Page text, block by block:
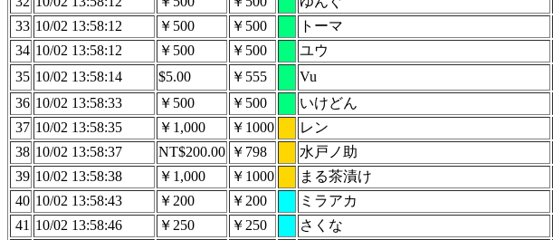
33 10/02 13:58:12 ￥500 ￥500 トーマ
34 10/02 13:58:12 ￥500 ￥500 ユウ
35 10/02 13:58:14 $5.00 ￥555 Vu
36 10/02 13:58:33 ￥500 ￥500 いけどん
37 10/02 13:58:35 ￥1,000 ￥1000 レン
38 10/02 13:58:37 NT$200.00 ￥798 水戸ノ助
39 10/02 13:58:38 ￥1,000 ￥1000 まる茶漬け
40 10/02 13:58:43 ￥200 ￥200 ミラアカ
41 10/02 13:58:46 ￥250 ￥250 さくな